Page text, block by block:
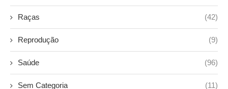
Raças (42)
Reprodução (9)
Saúde (96)
Sem Categoria (11)